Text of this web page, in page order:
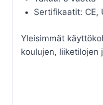
Sertifikaatit: CE,
Yleisimmät
koulujen, liiketilojen